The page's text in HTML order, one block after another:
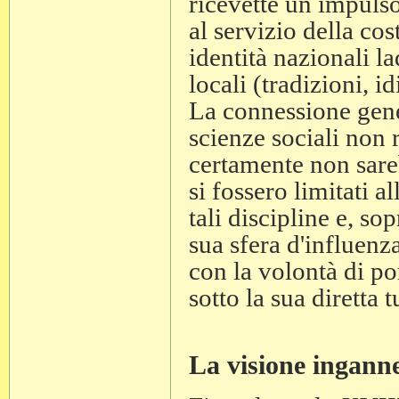
al servizio della
identità nazionali
locali (tradizioni,
La connessione
scienze sociali non
certamente non
si fossero limitati
tali discipline e,
sua sfera
con la volontà di
sotto la sua diretta
La visione